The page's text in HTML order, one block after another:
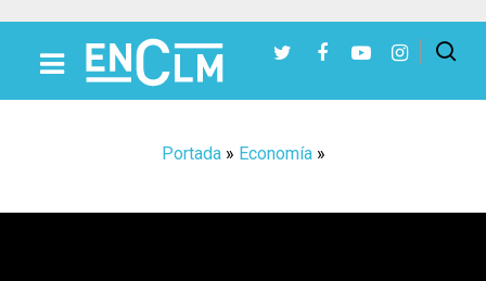
Portada» Economía»